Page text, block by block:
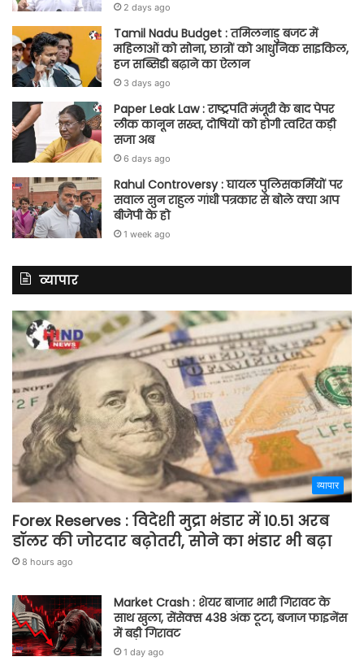
2 days ago
Tamil Nadu Budget : तमिलनाडु बजट में
महिलाओं को सोना, छात्रों को आधुनिक साइकिल,
हज सब्सिडी बढ़ाने का ऐलान
3 days ago
Paper Leak Law : राष्ट्रपति मंजूरी के बाद पेपर
लीक कानून सख्त, दोषियों को होगी त्वरित कड़ी
सजा अब
6 days ago
Rahul Controversy : घायल पुलिसकर्मियों पर
सवाल सुन राहुल गांधी पत्रकार से बोले क्या आप
बीजेपी के हो
1 week ago
व्यापार
व्यापार
Forex Reserves : विदेशी मुद्रा भंडार में 10.51 अरब
डॉलर की जोरदार बढ़ोतरी, सोने का भंडार भी बढ़ा
8 hours ago
Market Crash : शेयर बाजार भारी गिरावट के
साथ खुला, सेंसेक्स 438 अंक टूटा, बजाज फाइनेंस
में बड़ी गिरावट
1 day ago